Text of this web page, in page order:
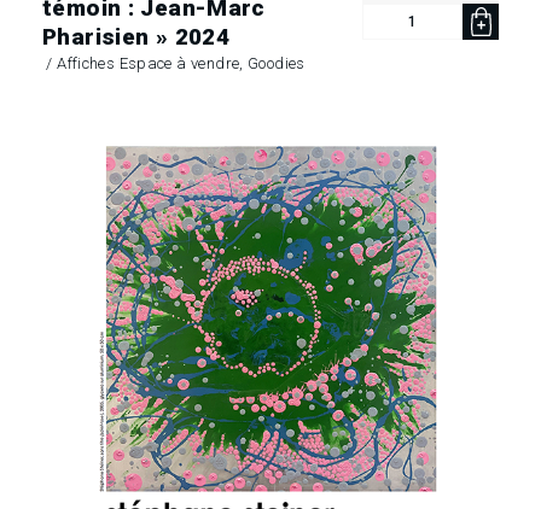
témoin : Jean-Marc
Pharisien » 2024
/Affiches Espace à vendre, Goodies
quantité
d’art
à
Nice,
1980
–
2000,
Le
témoin
:
Jean-
Marc
Pharisien »
2024